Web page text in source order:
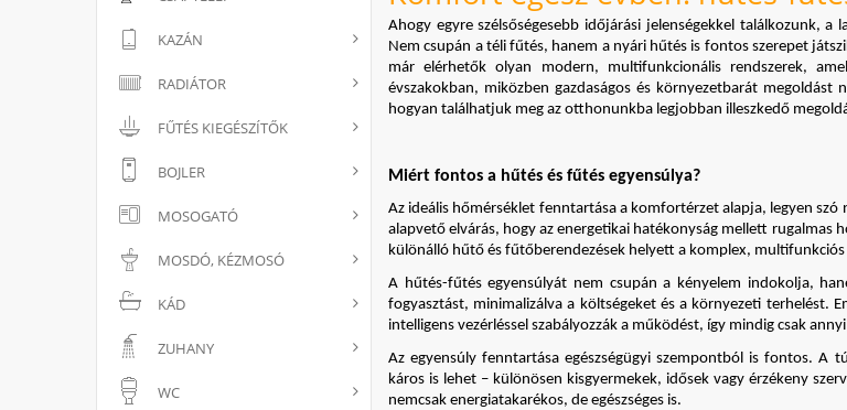
KAZÁN
RADIÁTOR
FŰTÉS KIEGÉSZÍTŐK
BOJLER
MOSOGATÓ
MOSDÓ, KÉZMOSÓ
KÁD
ZUHANY
WC
Ahogy egyre szélsőségesebb időjárási jelenségekkel találkozunk,
Nem csupán a téli fűtés, hanem a nyári hűtés is fontos szerepet
már elérhetők olyan modern, multifunkcionális rendszerek,
évszakokban, miközben gazdaságos és környezetbarát
hogyan találhatjuk meg az otthonunkba legjobban illeszkedő
Miért fontos a hűtés és fűtés egyensúlya?
Az ideális hőmérséklet fenntartása a komfortérzet alapja, legyen
alapvető elvárás, hogy az energetikai hatékonyság mellett rugalmas
különálló hűtő és fűtőberendezések helyett a komplex,
A hűtés-fűtés egyensúlyát nem csupán a kényelem indokolja,
fogyasztást, minimalizálva a költségeket és a környezeti terhelést.
intelligens vezérléssel szabályozzák a működést, így mindig csak
Az egyensúly fenntartása egészségügyi szempontból is fontos. A
káros is lehet – különösen kisgyermekek, idősek vagy érzékeny
nemcsak energiatakarékos, de egészséges is.